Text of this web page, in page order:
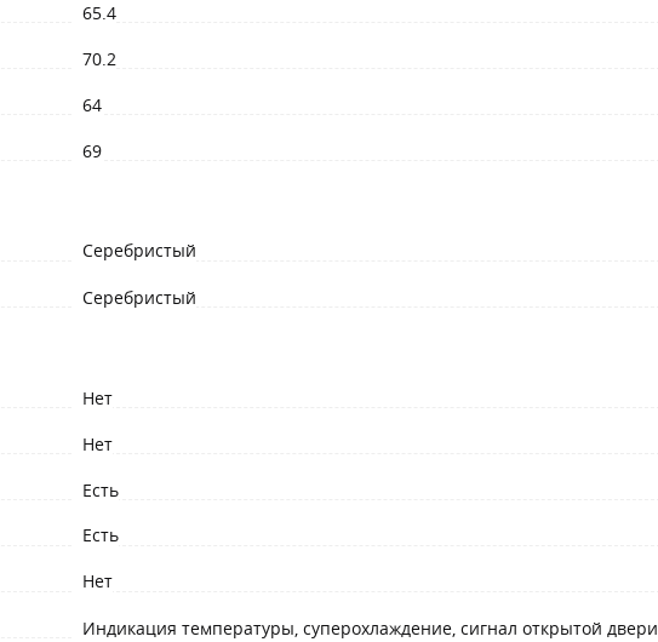
65.4
70.2
64
69
Серебристый
Серебристый
Нет
Нет
Есть
Есть
Нет
Индикация температуры, суперохлаждение, сигнал открытой двери